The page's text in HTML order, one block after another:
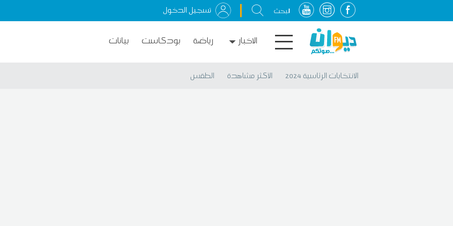
تسجيل الدخول
الاخبار رياضة بودكاست بيانات
الانتخابات الرئاسية 2024 الأكثر مشاهدة الطقس